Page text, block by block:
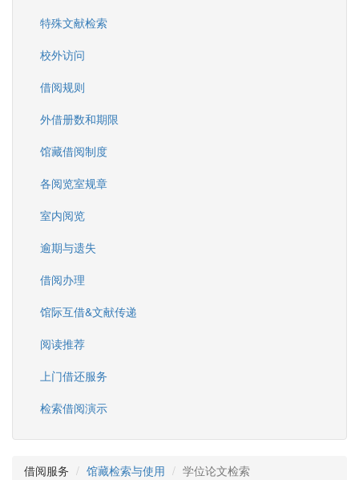
特殊文献检索
校外访问
借阅规则
外借册数和期限
馆藏借阅制度
各阅览室规章
室内阅览
逾期与遗失
借阅办理
馆际互借&文献传递
阅读推荐
上门借还服务
检索借阅演示
借阅服务 馆藏检索与使用 学位论文检索